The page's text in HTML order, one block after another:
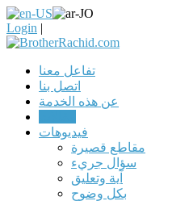
Login |
تفاعل معنا
اتصل بنا
عن هذه الخدمة
فيديوهات
مقاطع قصيرة
سؤال جريء
آية وتعليق
بكل وضوح